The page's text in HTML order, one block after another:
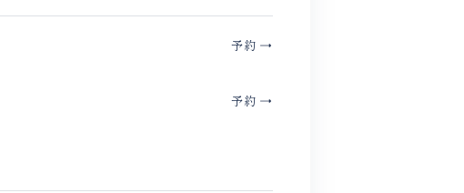
予約 →
予約 →